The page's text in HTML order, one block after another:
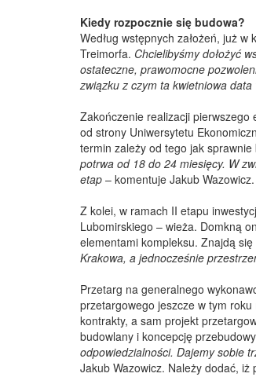
Kiedy rozpocznie się budowa?
Według wstępnych założeń, już
Treimorfa. Chcielibyśmy dołożyć
ostateczne, prawomocne
związku z czym ta kwietniowa
Zakończenie realizacji pierwszego
od strony Uniwersytetu
termin zależy od tego jak
potrwa od 18 do 24 miesięcy. W
etap – komentuje Jakub Wazowicz.
Z kolei, w ramach II etapu
Lubomirskiego – wieża. Domkną
elementami kompleksu. Znajdą
Krakowa, a jednocześnie
Przetarg na generalnego
przetargowego jeszcze w tym
kontrakty, a sam projekt
budowlany i koncepcję
odpowiedzialności. Dajemy sobie
Jakub Wazowicz. Należy dodać,